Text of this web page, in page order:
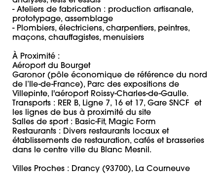
- Ateliers de fabrication : production artisanale,
prototypage, assemblage
- Plombiers, électriciens, charpentiers, peintres,
maçons, chauffagistes, menuisiers
À Proximité :
Aéroport du Bourget
Garonor (pôle économique de référence du nord
de l’Ile-de-France), Parc des expositions de
Villepinte, l'aéroport Roissy-Charles-de-Gaulle.
Transports : RER B, Ligne 7, 16 et 17, Gare SNCF  et
les lignes de bus à proximité du site
Salles de sport : Basic-Fit, Magic Form
Restaurants : Divers restaurants locaux et
établissements de restauration, cafés et brasseries
dans le centre ville du Blanc Mesnil.
Villes Proches : Drancy (93700), La Courneuve